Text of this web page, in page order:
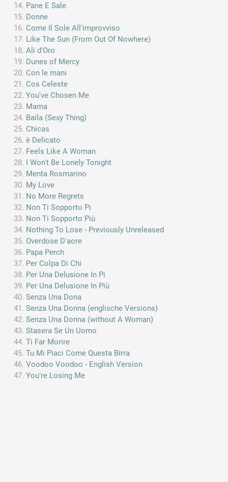
Pane E Sale
Donne
Come Il Sole All'improvviso
Like The Sun (From Out Of Nowhere)
Ali d'Oro
Dunes of Mercy
Con le mani
Cos Celeste
You've Chosen Me
Mama
Baila (Sexy Thing)
Chicas
è Delicato
Feels Like A Woman
I Won't Be Lonely Tonight
Menta Rosmarino
My Love
No More Regrets
Non Ti Sopporto Pi
Non Ti Sopporto Più
Nothing To Lose - Previously Unreleased
Overdose D'aore
Papa Perch
Per Colpa Di Chi
Per Una Delusione In Pi
Per Una Delusione In Più
Senza Una Dona
Senza Una Donna (englische Versions)
Senza Una Donna (without A Woman)
Stasera Se Un Uomo
Ti Far Morire
Tu Mi Piaci Come Questa Birra
Voodoo Voodoo - English Version
You're Losing Me